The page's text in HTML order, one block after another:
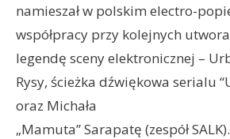
namieszał w polskim electro-
współpracy przy kolejnych
legendę sceny elektronicznej –
Rysy, ścieżka dźwiękowa serialu
oraz Michała
„Mamuta” Sarapatę (zespół